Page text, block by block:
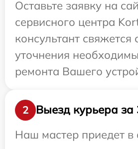
Оставьте заявку на
сервисного центра
консультант
уточнения
ремонта Вашего
2
Выезд курьера за
Наш мастер приедет в